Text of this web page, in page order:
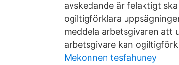
avskedande är felaktigt
ogiltigförklara
meddela arbetsgivaren att
arbetsgivare kan
Mekonnen tesfahuney